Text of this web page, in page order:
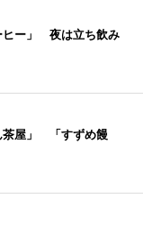
ヒー」 夜は立ち飲み
茶屋」 「すずめ饅